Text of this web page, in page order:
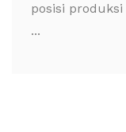
posisi
...